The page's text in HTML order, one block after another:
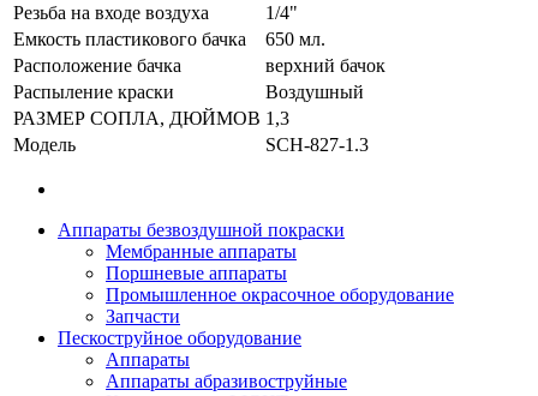
Резьба на входе воздуха
1/4"
Емкость пластикового бачка
650 мл.
Расположение бачка
верхний бачок
Распыление краски
Воздушный
РАЗМЕР СОПЛА, ДЮЙМОВ 1,3
Модель
SCH-827-1.3
Аппараты безвоздушной покраски
Мембранные аппараты
Поршневые аппараты
Промышленное окрасочное оборудование
Запчасти
Пескоструйное оборудование
Аппараты
Аппараты абразивоструйные